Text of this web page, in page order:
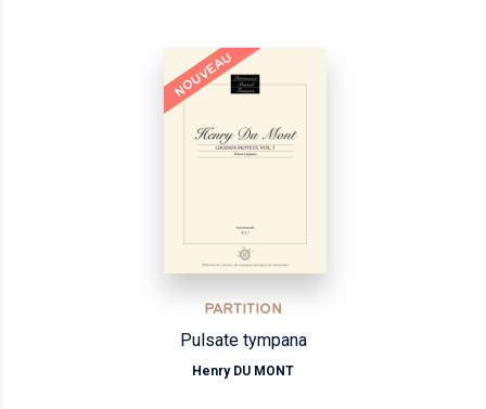
NOUVEAU
PARTITION
Pulsate tympana
Henry DU MONT